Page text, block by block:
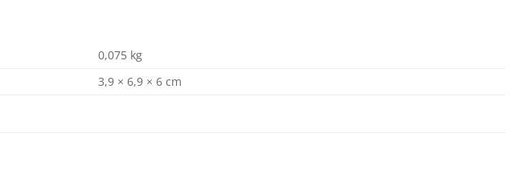
0,075 kg
3,9 × 6,9 × 6 cm